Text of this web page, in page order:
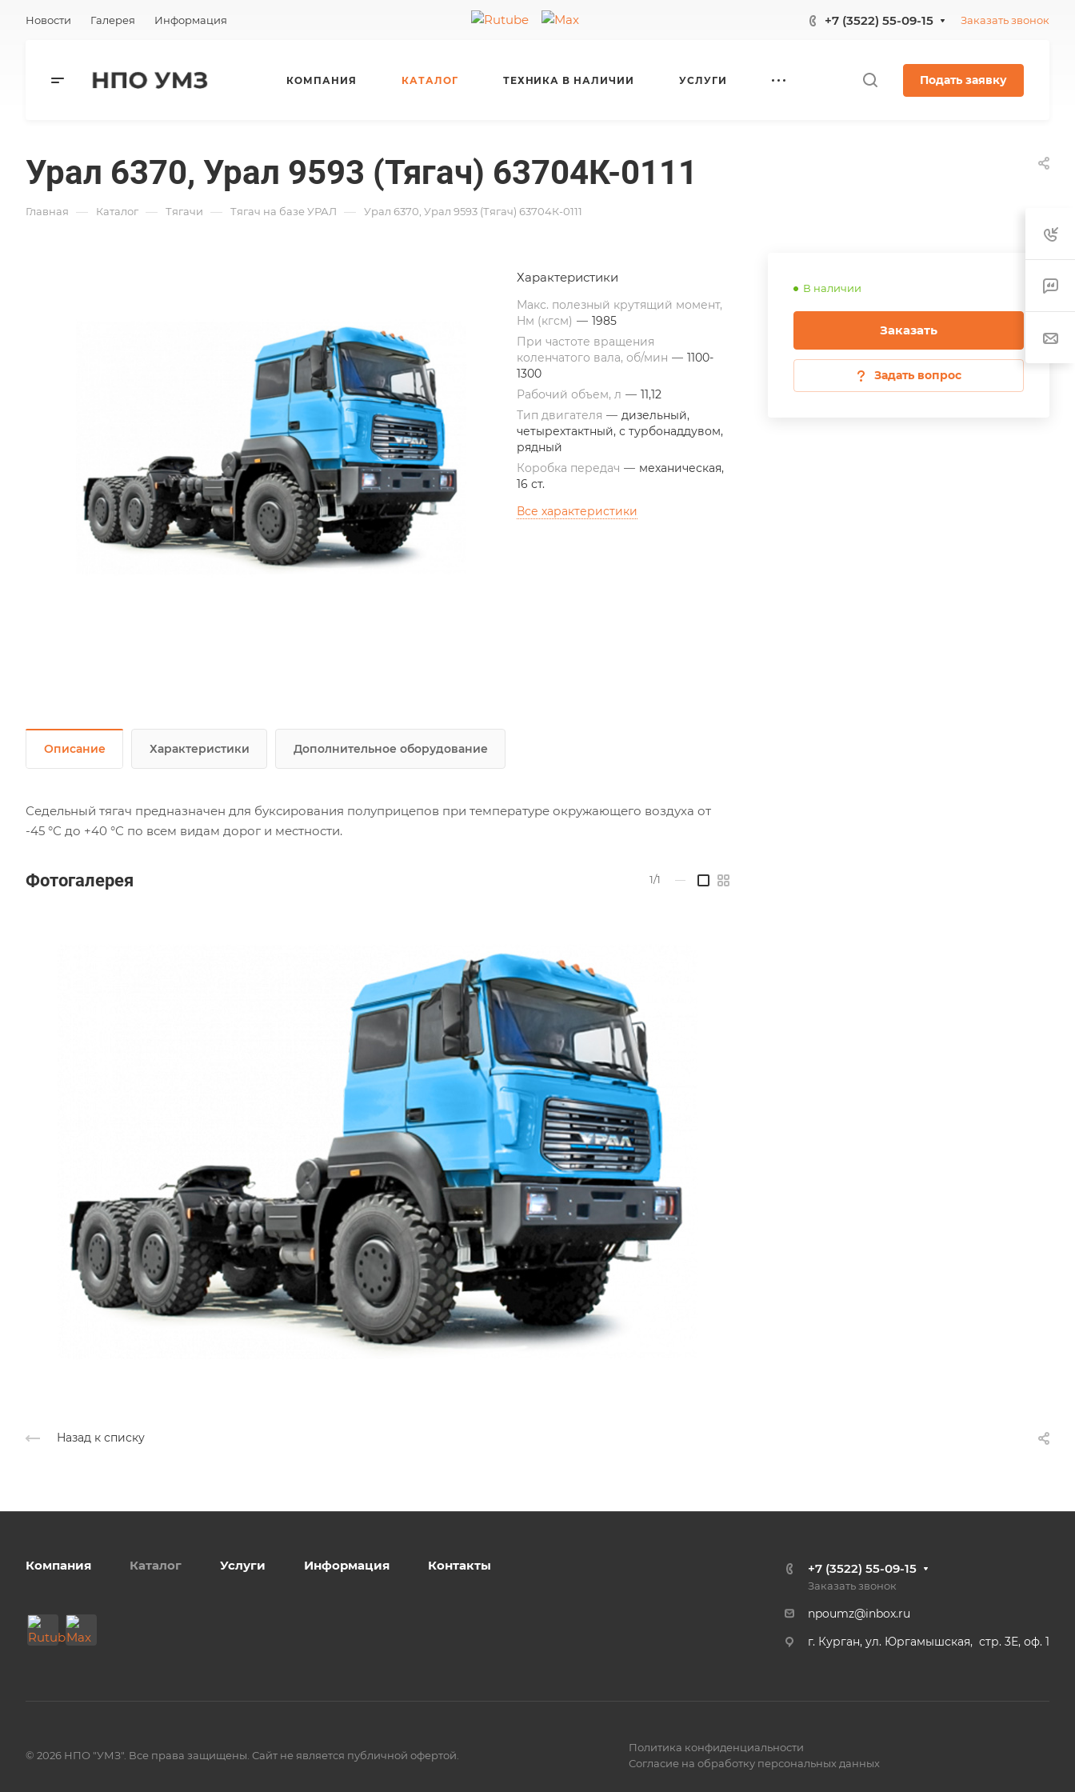
Новости Галерея Информация +7 (3522) 55-09-15 Заказать звонок
КОМПАНИЯ КАТАЛОГ ТЕХНИКА В НАЛИЧИИ УСЛУГИ Подать заявку
Урал 6370, Урал 9593 (Тягач) 63704К-0111
Главная — Каталог — Тягачи — Тягач на базе УРАЛ — Урал 6370, Урал 9593 (Тягач) 63704К-0111
В наличии
Заказать
Задать вопрос
Характеристики
Макс. полезный крутящий момент,
Нм (кгсм) — 1985
При частоте вращения
коленчатого вала, об/мин — 1100-
1300
Рабочий объем, л — 11,12
Тип двигателя — дизельный,
четырехтактный, с турбонаддувом,
рядный
Коробка передач — механическая,
16 ст.
Все характеристики
Описание Характеристики Дополнительное оборудование
Седельный тягач предназначен для буксирования полуприцепов при температуре окружающего воздуха от
-45 °С до +40 °С по всем видам дорог и местности.
Фотогалерея 1/1 —
Назад к списку
Компания Каталог Услуги Информация Контакты +7 (3522) 55-09-15
Заказать звонок
npoumz@inbox.ru
г. Курган, ул. Юргамышская, стр. 3Е, оф. 1
© 2026 НПО "УМЗ". Все права защищены. Сайт не является публичной офертой.
Политика конфиденциальности
Согласие на обработку персональных данных